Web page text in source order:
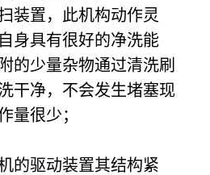
装置，此机构动作灵
身具有很好的净洗能
的少量杂物通过清洗刷
干净，不会发生堵塞现
量很少；
的驱动装置其结构紧